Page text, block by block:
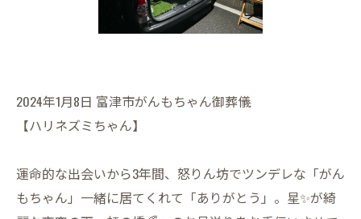
2024年1月8日 富津市がんもちゃん御葬儀
【ハリネズミちゃん】
運命的な出会いから3年間、怒りん坊でツンデレな「がん
もちゃん」一緒に居てくれて「ありがとう」。星✨が綺